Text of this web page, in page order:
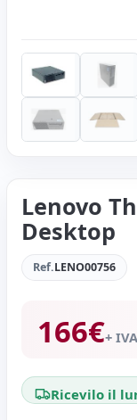
Lenovo
Desktop
Ref.LENO00756
166€+ IVA
Ricevilo il